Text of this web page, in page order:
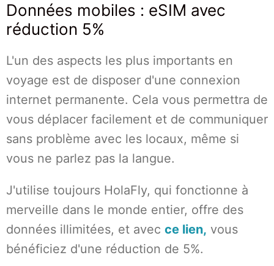
Données mobiles : eSIM avec
réduction 5%
L'un des aspects les plus importants en
voyage est de disposer d'une connexion
internet permanente. Cela vous permettra de
vous déplacer facilement et de communiquer
sans problème avec les locaux, même si
vous ne parlez pas la langue.
J'utilise toujours HolaFly, qui fonctionne à
merveille dans le monde entier, offre des
données illimitées, et avec ce lien, vous
bénéficiez d'une réduction de 5%.